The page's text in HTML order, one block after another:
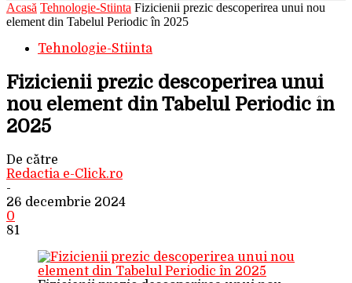
Acasă Tehnologie-Stiinta Fizicienii prezic descoperirea unui nou
element din Tabelul Periodic în 2025
Tehnologie-Stiinta
Fizicienii prezic descoperirea unui
nou element din Tabelul Periodic în
2025
De către
Redactia e-Click.ro
-
26 decembrie 2024
0
81